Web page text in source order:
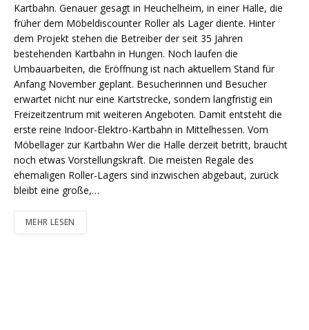
Kartbahn. Genauer gesagt in Heuchelheim, in einer Halle, die
früher dem Möbeldiscounter Roller als Lager diente. Hinter
dem Projekt stehen die Betreiber der seit 35 Jahren
bestehenden Kartbahn in Hungen. Noch laufen die
Umbauarbeiten, die Eröffnung ist nach aktuellem Stand für
Anfang November geplant. Besucherinnen und Besucher
erwartet nicht nur eine Kartstrecke, sondern langfristig ein
Freizeitzentrum mit weiteren Angeboten. Damit entsteht die
erste reine Indoor-Elektro-Kartbahn in Mittelhessen. Vom
Möbellager zur Kartbahn Wer die Halle derzeit betritt, braucht
noch etwas Vorstellungskraft. Die meisten Regale des
ehemaligen Roller-Lagers sind inzwischen abgebaut, zurück
bleibt eine große,…
MEHR LESEN